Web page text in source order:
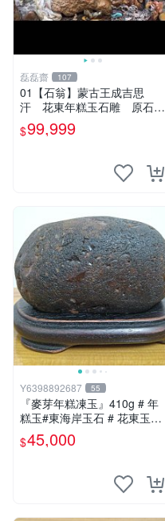
磊磊齋 107
01【石翁】蒙古王成吉思
汗 花東年糕玉石雕 原石隨
型手工巧雕 3000ｇ 原
木瘤檯王座
$99,999
Y6398892687 55
『麥芽年糕凍玉』410g # 年
糕玉#東海岸玉石 # 花東玉石
#總統石#台灣藍寶
$45,000